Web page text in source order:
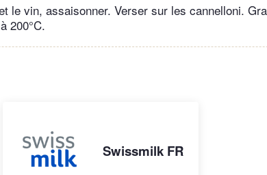
le vin, assaisonner. Verser sur les cannelloni.
200°C.
Swissmilk FR